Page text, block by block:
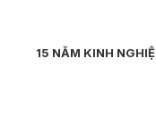
15 NĂM KINH